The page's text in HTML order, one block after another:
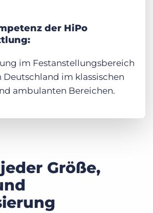
der HiPo
im Festanstellungsbereich
Deutschland im klassischen
ambulanten Bereichen.
Größe,